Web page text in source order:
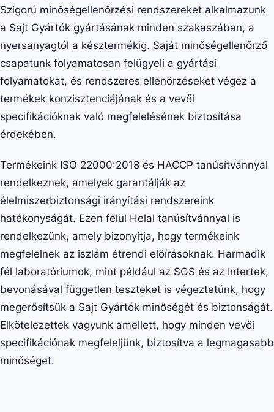
Szigorú minőségellenőrzési rendszereket alkalmazunk
a Sajt Gyártók gyártásának minden szakaszában, a
nyersanyagtól a késztermékig. Saját minőségellenőrző
csapatunk folyamatosan felügyeli a gyártási
folyamatokat, és rendszeres ellenőrzéseket végez a
termékek konzisztenciájának és a vevői
specifikációknak való megfelelésének biztosítása
érdekében.
Termékeink ISO 22000:2018 és HACCP tanúsítvánnyal
rendelkeznek, amelyek garantálják az
élelmiszerbiztonsági irányítási rendszereink
hatékonyságát. Ezen felül Helal tanúsítvánnyal is
rendelkezünk, amely bizonyítja, hogy termékeink
megfelelnek az iszlám étrendi előírásoknak. Harmadik
fél laboratóriumok, mint például az SGS és az Intertek,
bevonásával független teszteket is végeztetünk, hogy
megerősítsük a Sajt Gyártók minőségét és biztonságát.
Elkötelezettek vagyunk amellett, hogy minden vevői
specifikációnak megfeleljünk, biztosítva a legmagasabb
minőséget.